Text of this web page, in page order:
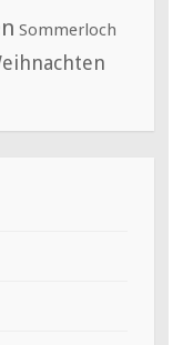
Sommerloch